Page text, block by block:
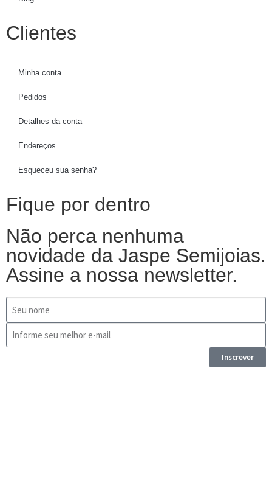
Clientes
Minha conta
Pedidos
Detalhes da conta
Endereços
Esqueceu sua senha?
Fique por dentro
Não perca nenhuma
novidade da Jaspe Semijoias.
Assine a nossa newsletter.
Inscrever